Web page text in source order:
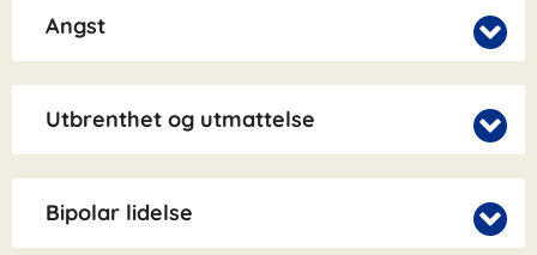
Angst
Utbrenthet og utmattelse
Bipolar lidelse